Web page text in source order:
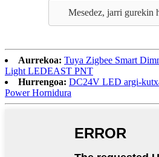
Mesedez, jarri gurekin
Aurrekoa: Tuya Zigbee Smart
Light LEDEAST PNT
Hurrengoa: DC24V LED argi-
Power Hornidura